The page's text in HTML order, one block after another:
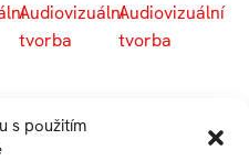
s použitím
Audiovizuální
tvorba
Audiovizuální
tvorba